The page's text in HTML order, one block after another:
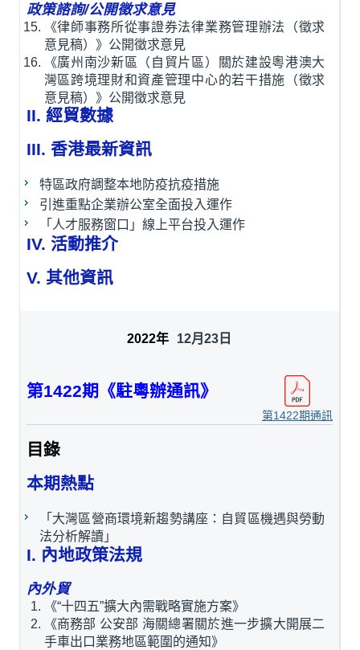
政策諮詢/公開徵求意見
《律師事務所從事證券法律業務管理辦法（徵求
意見稿）》公開徵求意見
《廣州南沙新區（自貿片區）關於建設粵港澳大
灣區跨境理財和資產管理中心的若干措施（徵求
意見稿）》公開徵求意見
II. 經貿數據
III. 香港最新資訊
特區政府調整本地防疫抗疫措施
引進重點企業辦公室全面投入運作
「人才服務窗口」線上平台投入運作
IV. 活動推介
V. 其他資訊
12月23日
第1422期通訊
第1422期《駐粵辦通訊》
目錄
本期熱點
「大灣區營商環境新趨勢講座：自貿區機遇與勞動
法分析解讀」
I. 內地政策法規
內外貿
《“十四五”擴大內需戰略實施方案》
《商務部 公安部 海關總署關於進一步擴大開展二
手車出口業務地區範圍的通知》